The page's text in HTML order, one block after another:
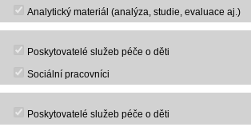
Analytický materiál (analýza, studie, evaluace aj.)
Poskytovatelé služeb péče o děti
Sociální pracovníci
Poskytovatelé služeb péče o děti